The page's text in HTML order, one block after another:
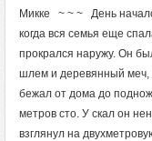
Микке ~ ~ ~ День
когда вся семья еще
прокрался наружу. Он
шлем и деревянный меч,
бежал от дома до
метров сто. У скал он
взглянул на